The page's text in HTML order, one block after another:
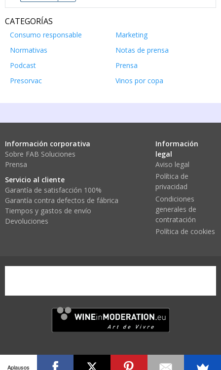
CATEGORÍAS
Consumo responsable
Marketing
Normativas
Notas de prensa
Podcast
Prensa
Presorvac
Vinos por copa
Información corporativa
Sobre FAB Soluciones
Prensa
Servicio al cliente
Garantía de satisfacción 100%
Garantía contra defectos de fábrica
Tiempos y gastos de envío
Devoluciones
Información
legal
Aviso legal
Política de
privacidad
Condiciones
generales de
contratación
Política de cookies
wine-in-moderation1.png
Aplausos